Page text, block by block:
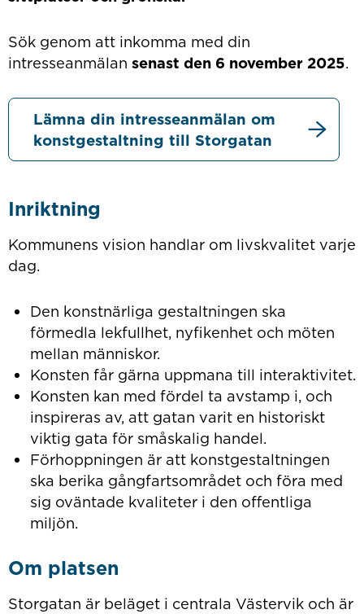
Sök genom att inkomma med din
intresseanmälan senast den 6 november 2025.
Lämna din intresseanmälan om
konstgestaltning till Storgatan
Inriktning
Kommunens vision handlar om livskvalitet varje
dag.
Den konstnärliga gestaltningen ska
förmedla lekfullhet, nyfikenhet och möten
mellan människor.
Konsten får gärna uppmana till interaktivitet.
Konsten kan med fördel ta avstamp i, och
inspireras av, att gatan varit en historiskt
viktig gata för småskalig handel.
Förhoppningen är att konstgestaltningen
ska berika gångfartsområdet och föra med
sig oväntade kvaliteter i den offentliga
miljön.
Om platsen
Storgatan är beläget i centrala Västervik och är